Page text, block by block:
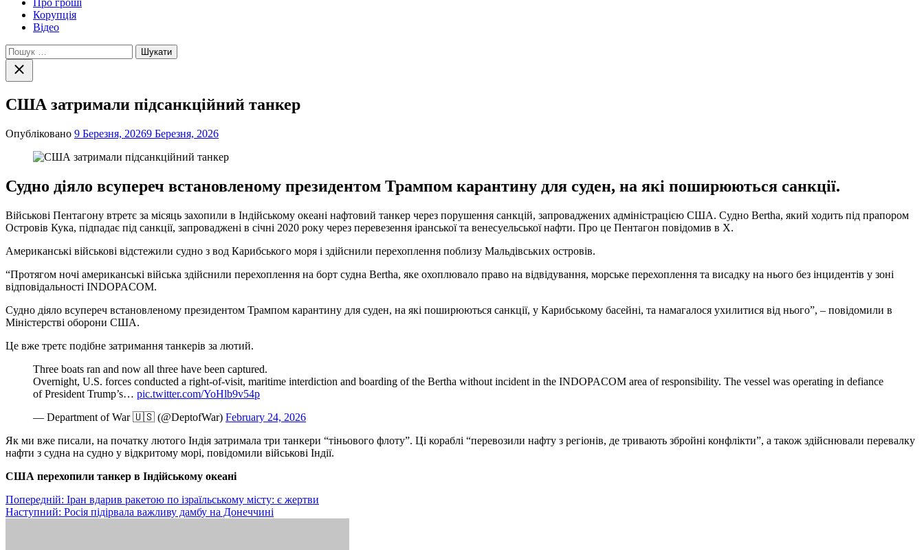
Про гроші
Корупція
Відео
Пошук:
Закрити
пошук
США затримали підсанкційний танкер
Опубліковано 9 Березня, 20269 Березня, 2026
Судно діяло всупереч встановленому президентом Трампом карантину для суден, на які поширюються санкції.
Військові Пентагону втретє за місяць захопили в Індійському океані нафтовий танкер через порушення санкцій, запроваджених адміністрацією США. Судно Bertha, який ходить під прапором
Островів Кука, підпадає під санкції, запроваджені в січні 2020 року через перевезення іранської та венесуельської нафти. Про це Пентагон повідомив в X.
Американські військові відстежили судно з вод Карибського моря і здійснили перехоплення поблизу Мальдівських островів.
“Протягом ночі американські війська здійснили перехоплення на борт судна Bertha, яке охоплювало право на відвідування, морське перехоплення та висадку на нього без інцидентів у зоні
відповідальності INDOPACOM.
Судно діяло всупереч встановленому президентом Трампом карантину для суден, на які поширюються санкції, у Карибському басейні, та намагалося ухилитися від нього”, – повідомили в
Міністерстві оборони США.
Це вже третє подібне затримання танкерів за лютий.
Three boats ran and now all three have been captured.
Overnight, U.S. forces conducted a right-of-visit, maritime interdiction and boarding of the Bertha without incident in the INDOPACOM area of responsibility. The vessel was operating in defiance
of President Trump’s… pic.twitter.com/YoHlb9v54p
— Department of War 🇺🇸 (@DeptofWar) February 24, 2026
Як ми вже писали, на початку лютого Індія затримала три танкери “тіньового флоту”. Ці кораблі “перевозили нафту з регіонів, де тривають збройні конфлікти”, а також здійснювали перевалку
нафти з судна на судно у відкритому морі, повідомили військові Індії.
США перехопили танкер в Індійському океані
Навігація
записів
Попередній: Іран вдарив ракетою по ізраїльському місту: є жертви
Наступний: Росія підірвала важливу дамбу на Донеччині